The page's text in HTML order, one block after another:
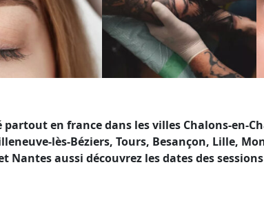
en france dans les villes Chalons-en-
lès-Béziers, Tours, Besançon, Lille,
Nantes aussi découvrez les dates des